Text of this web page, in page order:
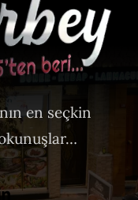
en seçkin